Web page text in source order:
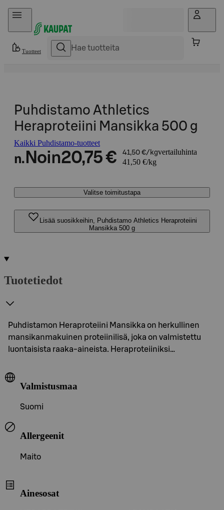
Hyppää sisältöön
Tuotteet
Puhdistamo Athletics
Heraproteiini Mansikka 500 g
Kaikki Puhdistamo-tuotteet
n. Noin20,75 € 41,50 €/kgvertailuhinta
41,50 €/kg
Valitse toimitustapa
Lisää suosikkeihin, Puhdistamo Athletics Heraproteiini
Mansikka 500 g
Tuotetiedot
Puhdistamon Heraproteiini Mansikka on herkullinen
mansikanmakuinen proteiinilisä, joka on valmistettu
luontaisista raaka-aineista. Heraproteiiniksi…
Valmistusmaa
Suomi
Allergeenit
Maito
Ainesosat